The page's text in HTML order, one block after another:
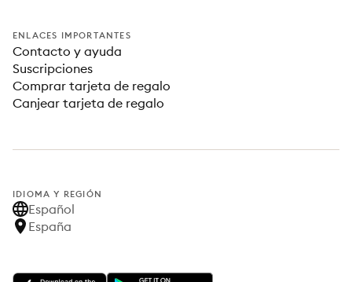
ENLACES IMPORTANTES
Contacto y ayuda
Suscripciones
Comprar tarjeta de regalo
Canjear tarjeta de regalo
IDIOMA Y REGIÓN
Español
España